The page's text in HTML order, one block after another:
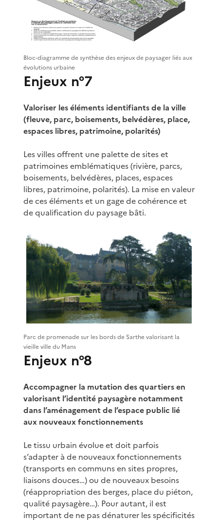
Bloc-diagramme de synthèse des enjeux de paysager liés aux
évolutions urbaine
Enjeux n°7
Valoriser les éléments identifiants de la ville
(fleuve, parc, boisements, belvédères, place,
espaces libres, patrimoine, polarités)
Les villes offrent une palette de sites et
patrimoines emblématiques (rivière, parcs,
boisements, belvédères, places, espaces
libres, patrimoine, polarités). La mise en valeur
de ces éléments et un gage de cohérence et
de qualification du paysage bâti.
Parc de promenade sur les bords de Sarthe valorisant la
vieille ville du Mans
Enjeux n°8
Accompagner la mutation des quartiers en
valorisant l’identité paysagère notamment
dans l’aménagement de l’espace public lié
aux nouveaux fonctionnements
Le tissu urbain évolue et doit parfois
s’adapter à de nouveaux fonctionnements
(transports en communs en sites propres,
liaisons douces…) ou de nouveaux besoins
(réappropriation des berges, place du piéton,
qualité paysagère…). Pour autant, il est
important de ne pas dénaturer les spécificités